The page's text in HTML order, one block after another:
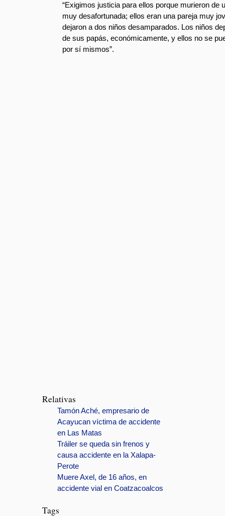
“Exigimos justicia para ellos porque murieron de
muy desafortunada; ellos eran una pareja muy
dejaron a dos niños desamparados. Los niños
de sus papás, económicamente, y ellos no se
por sí mismos”.
Relativas
Tamón Aché, empresario de
Acayucan víctima de accidente
en Las Matas
Tráiler se queda sin frenos y
causa accidente en la Xalapa-
Perote
Muere Axel, de 16 años, en
accidente vial en Coatzacoalcos
Tags